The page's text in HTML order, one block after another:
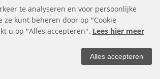
te analyseren en voor persoonlijke
kunt beheren door op "Cookie
u op "Alles accepteren". Lees hier meer
Alles accepteren